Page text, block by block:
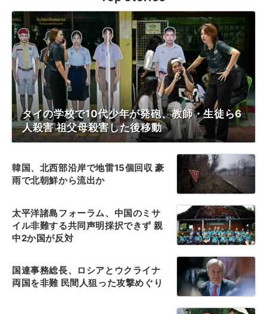
タイの学校で10代少年が発砲、教師・生徒ら6
人殺害 祖父母殺害した後移動
韓国、北西部沿岸で地雷15個回収 豪
雨で北朝鮮から流出か
太平洋諸島フォーラム、中国のミサ
イル非難する共同声明採択できず 親
中2か国が反対
国連事務総長、ロシアとウクライナ
両国を非難 民間人狙った攻撃めぐり